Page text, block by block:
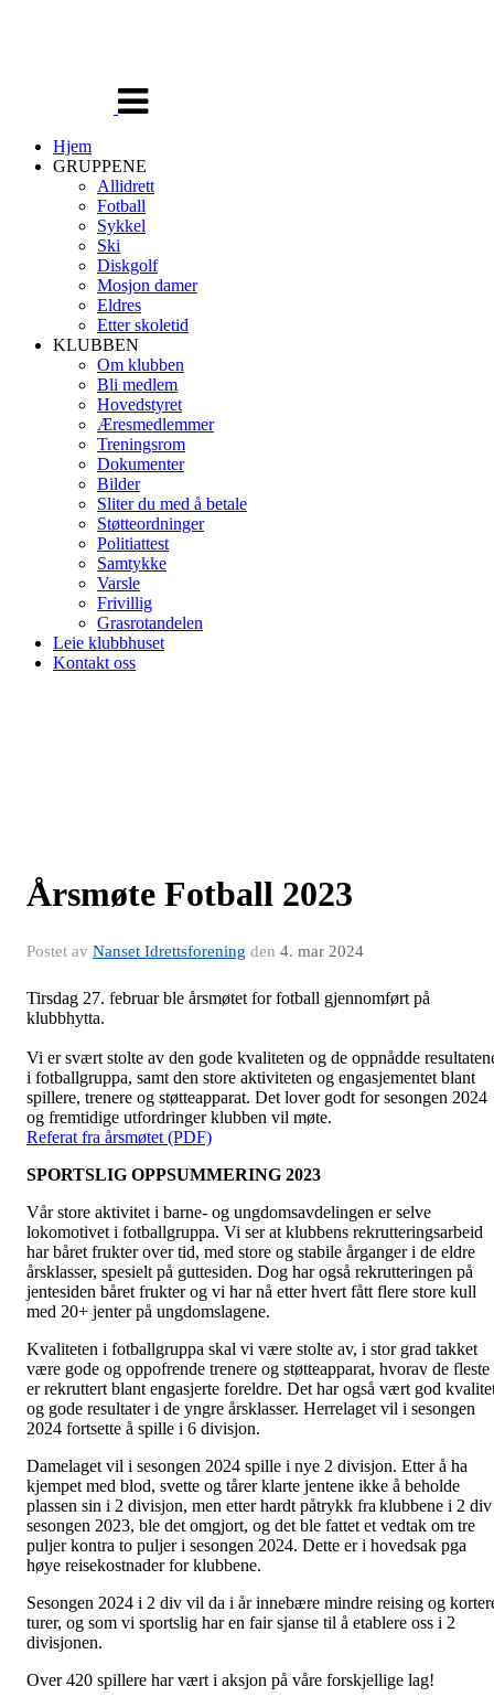
navigasjon
Hjem
GRUPPENE
Allidrett
Fotball
Sykkel
Ski
Diskgolf
Mosjon damer
Eldres
Etter skoletid
KLUBBEN
Om klubben
Bli medlem
Hovedstyret
Æresmedlemmer
Treningsrom
Dokumenter
Bilder
Sliter du med å betale
Støtteordninger
Politiattest
Samtykke
Varsle
Frivillig
Grasrotandelen
Leie klubbhuset
Kontakt oss
Årsmøte Fotball 2023
Postet av Nanset Idrettsforening den 4. mar 2024
Tirsdag 27. februar ble årsmøtet for fotball gjennomført på
klubbhytta.
Vi er svært stolte av den gode kvaliteten og de oppnådde
i fotballgruppa, samt den store aktiviteten og engasjementet blant
spillere, trenere og støtteapparat. Det lover godt for sesongen 2024
og fremtidige utfordringer klubben vil møte.
Referat fra årsmøtet (PDF)
SPORTSLIG OPPSUMMERING 2023
Vår store aktivitet i barne- og ungdomsavdelingen er selve
lokomotivet i fotballgruppa. Vi ser at klubbens rekrutteringsarbeid
har båret frukter over tid, med store og stabile årganger i de eldre
årsklasser, spesielt på guttesiden. Dog har også rekrutteringen på
jentesiden båret frukter og vi har nå etter hvert fått flere store kull
med 20+ jenter på ungdomslagene.
Kvaliteten i fotballgruppa skal vi være stolte av, i stor grad takket
være gode og oppofrende trenere og støtteapparat, hvorav de fleste
er rekruttert blant engasjerte foreldre. Det har også vært god
og gode resultater i de yngre årsklasser. Herrelaget vil i sesongen
2024 fortsette å spille i 6 divisjon.
Damelaget vil i sesongen 2024 spille i nye 2 divisjon. Etter å ha
kjempet med blod, svette og tårer klarte jentene ikke å beholde
plassen sin i 2 divisjon, men etter hardt påtrykk fra klubbene i 2 div
sesongen 2023, ble det omgjort, og det ble fattet et vedtak om tre
puljer kontra to puljer i sesongen 2024. Dette er i hovedsak pga
høye reisekostnader for klubbene.
Sesongen 2024 i 2 div vil da i år innebære mindre reising og
turer, og som vi sportslig har en fair sjanse til å etablere oss i 2
divisjonen.
Over 420 spillere har vært i aksjon på våre forskjellige lag!